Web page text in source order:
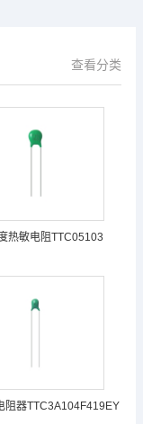
查看分类
热敏电阻TTC05103
阻器TTC3A104F419EY